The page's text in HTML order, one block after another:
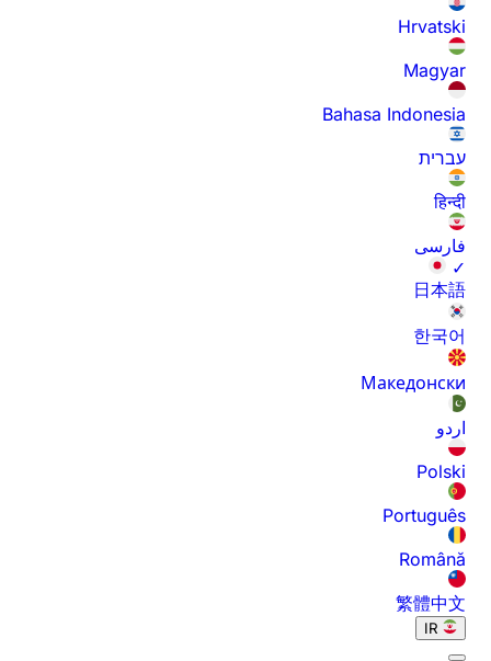
Hrvatski
Magyar
Bahasa Indonesia
עברית
हिन्दी
فارسی
✓
日本語
한국어
Македонски
اردو
Polski
Português
Română
繁體中文
IR